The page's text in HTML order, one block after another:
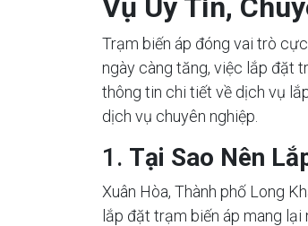
Vụ Uy Tín,
Trạm biến áp đóng vai trò
ngày càng tăng, việc lắp đặt
thông tin chi tiết về dịch vụ
dịch vụ chuyên nghiệp.
1. Tại Sao Nên
Xuân Hòa, Thành phố Long
lắp đặt trạm biến áp mang lại